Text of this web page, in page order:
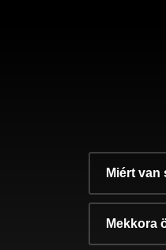
Miért van
Mekkora